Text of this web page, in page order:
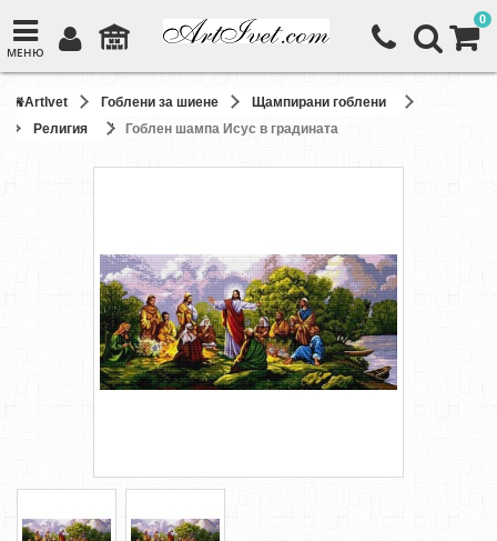
МЕНЮ
0
ArtIvet Гоблени за шиене
Щампирани гоблени
Религия
Гоблен шампа Исус в градината